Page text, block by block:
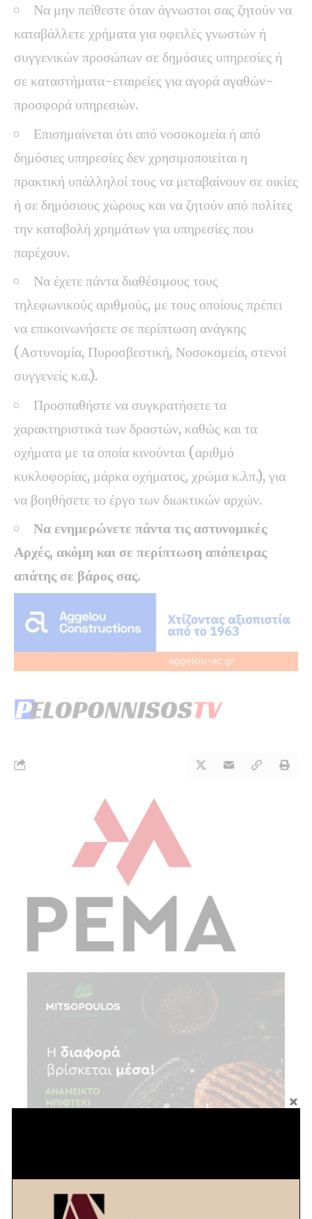
Να μην πείθεστε όταν άγνωστοι σας ζητούν να
καταβάλλετε χρήματα για οφειλές γνωστών ή
συγγενικών προσώπων σε δημόσιες υπηρεσίες ή
σε καταστήματα-εταιρείες για αγορά αγαθών-
προσφορά υπηρεσιών.
Επισημαίνεται ότι από νοσοκομεία ή από
δημόσιες υπηρεσίες δεν χρησιμοποιείται η
πρακτική υπάλληλοί τους να μεταβαίνουν σε οικίες
ή σε δημόσιους χώρους και να ζητούν από πολίτες
την καταβολή χρημάτων για υπηρεσίες που
παρέχουν.
Να έχετε πάντα διαθέσιμους τους
τηλεφωνικούς αριθμούς, με τους οποίους πρέπει
να επικοινωνήσετε σε περίπτωση ανάγκης
(Αστυνομία, Πυροσβεστική, Νοσοκομεία, στενοί
συγγενείς κ.α.).
Προσπαθήστε να συγκρατήσετε τα
χαρακτηριστικά των δραστών, καθώς και τα
οχήματα με τα οποία κινούνται (αριθμό
κυκλοφορίας, μάρκα οχήματος, χρώμα κ.λπ.), για
να βοηθήσετε το έργο των διωκτικών αρχών.
Να ενημερώνετε πάντα τις αστυνομικές
Αρχές, ακόμη και σε περίπτωση απόπειρας
απάτης σε βάρος σας.